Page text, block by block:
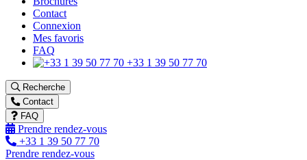
Contact
Connexion
Mes favoris
FAQ
+33 1 39 50 77 70
Recherche
Contact
FAQ
Prendre rendez-vous
+33 1 39 50 77 70
Prendre rendez-vous